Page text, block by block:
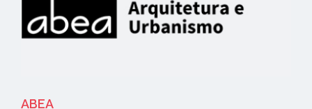
ABEA